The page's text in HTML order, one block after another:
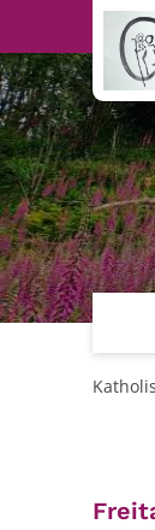
Zum Inhalt